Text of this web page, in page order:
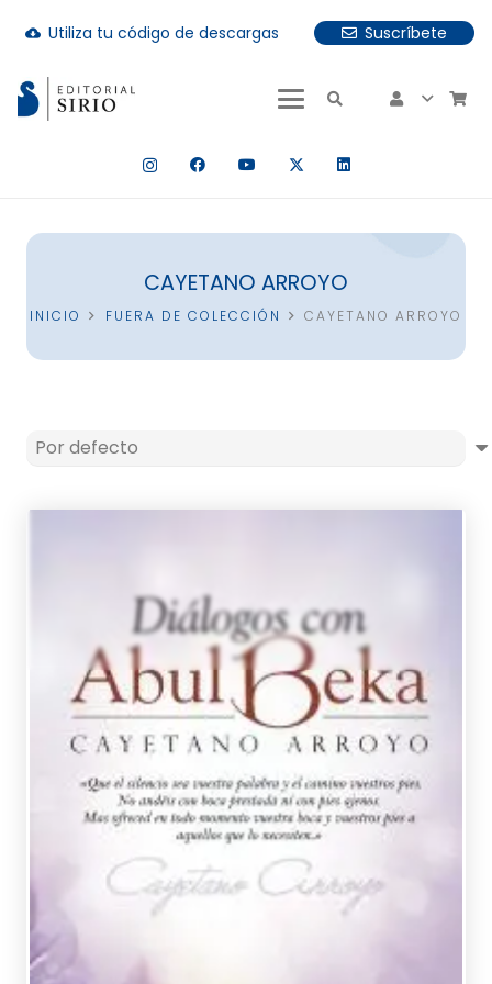
cloud_download Utiliza tu código de descargas
Suscríbete
hay resultados autocompletados, puedes utilizar las
CAYETANO ARROYO
INICIO FUERA DE COLECCIÓN CAYETANO ARROYO
ARROYO, CAYETANO